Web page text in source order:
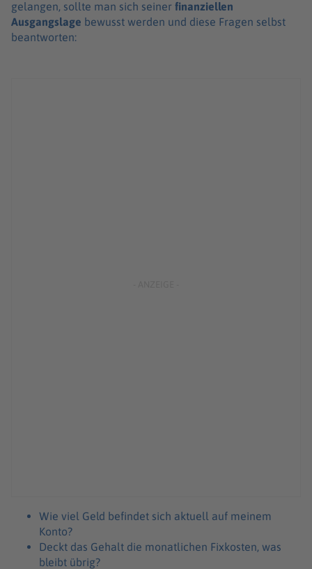
gelangen, sollte man sich seiner finanziellen
Ausgangslage bewusst werden und diese Fragen selbst
beantworten:
Wie viel Geld befindet sich aktuell auf meinem
Konto?
Deckt das Gehalt die monatlichen Fixkosten, was
bleibt übrig?